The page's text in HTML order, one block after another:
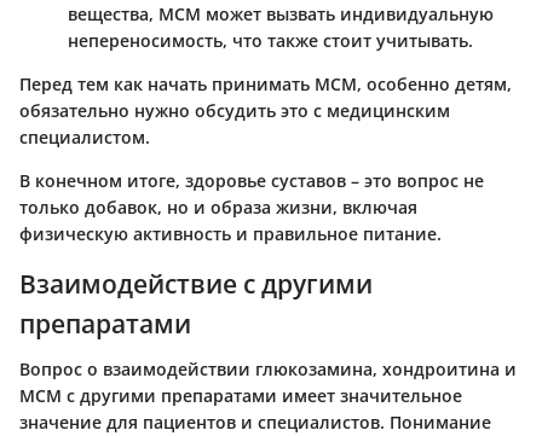
вещества, МСМ может вызвать индивидуальную
непереносимость, что также стоит учитывать.
Перед тем как начать принимать МСМ, особенно детям,
обязательно нужно обсудить это с медицинским
специалистом.
В конечном итоге, здоровье суставов – это вопрос не
только добавок, но и образа жизни, включая
физическую активность и правильное питание.
Взаимодействие с другими
препаратами
Вопрос о взаимодействии глюкозамина, хондроитина и
МСМ с другими препаратами имеет значительное
значение для пациентов и специалистов. Понимание